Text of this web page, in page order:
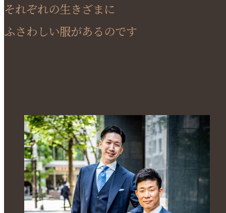
それぞれの生きざまに
ふさわしい服があるのです